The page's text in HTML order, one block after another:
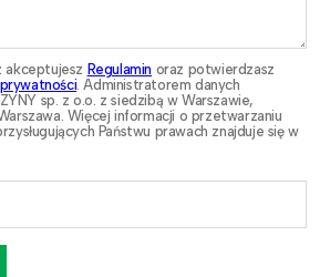
akceptujesz Regulamin oraz potwierdzasz
. Administratorem danych
sp. z o.o. z siedzibą w Warszawie,
Więcej informacji o przetwarzaniu
Państwu prawach znajduje się w